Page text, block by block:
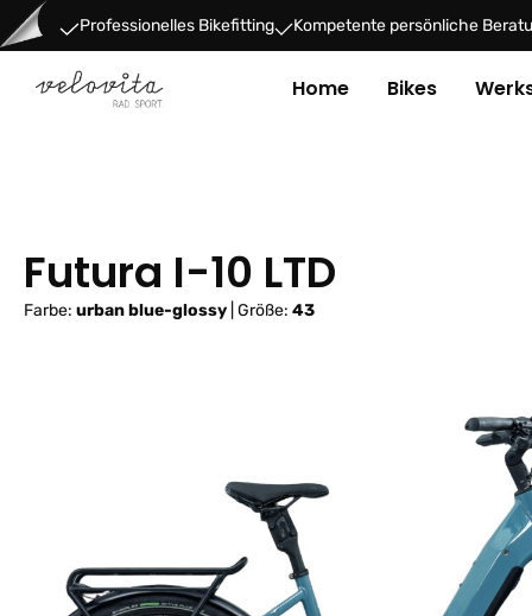
Hauptinhalt springen
Zur Hauptnavigation springen
Professionelles Bikefitting Kompetente persönliche
Home Bikes
Futura I-10 LTD
Farbe: urban blue-glossy Größe: 43